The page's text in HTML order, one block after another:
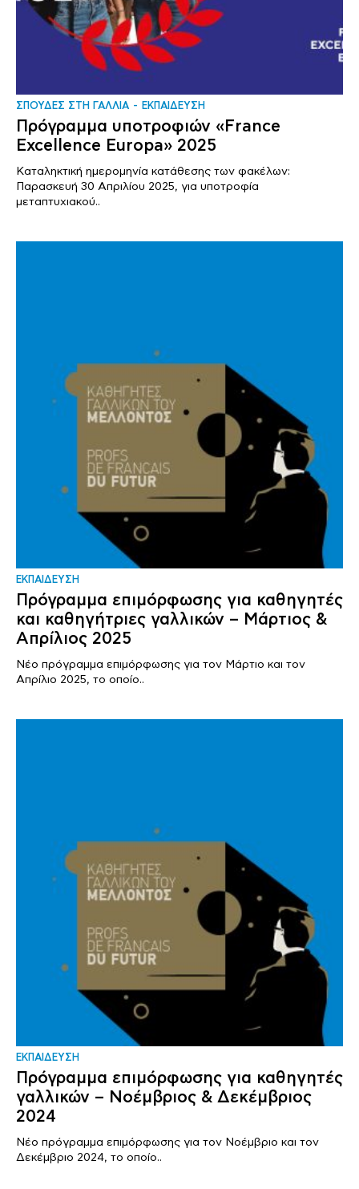
ΣΠΟΥΔΕΣ ΣΤΗ ΓΑΛΛΙΑ ΕΚΠΑΙΔΕΥΣΗ
Πρόγραμμα υποτροφιών «France
Excellence Europa» 2025
Καταληκτική ημερομηνία κατάθεσης των φακέλων:
Παρασκευή 30 Απριλίου 2025, για υποτροφία
μεταπτυχιακού..
ΕΚΠΑΙΔΕΥΣΗ
Πρόγραμμα επιμόρφωσης για καθηγητές
και καθηγήτριες γαλλικών – Μάρτιος &
Απρίλιος 2025
Νέο πρόγραμμα επιμόρφωσης για τον Μάρτιο και τον
Απρίλιο 2025, το οποίο..
ΕΚΠΑΙΔΕΥΣΗ
Πρόγραμμα επιμόρφωσης για καθηγητές
γαλλικών – Νοέμβριος & Δεκέμβριος
2024
Νέο πρόγραμμα επιμόρφωσης για τον Νοέμβριο και τον
Δεκέμβριο 2024, το οποίο..